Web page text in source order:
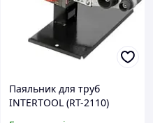
Паяльник для труб
INTERTOOL (RT-2110)